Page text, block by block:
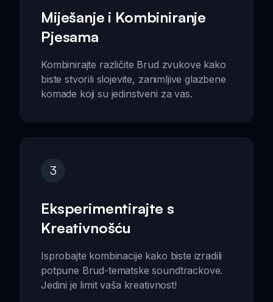
Miješanje i Kombiniranje
Pjesama
Kombinirajte različite Brud zvukove kako
biste stvorili slojevite, zanimljive glazbene
komade koji su jedinstveni za vas.
3
Eksperimentirajte s
Kreativnošću
Isprobajte kombinacije kako biste izradili
potpune Brud-tematske soundtrackove.
Jedini je limit vaša kreativnost!